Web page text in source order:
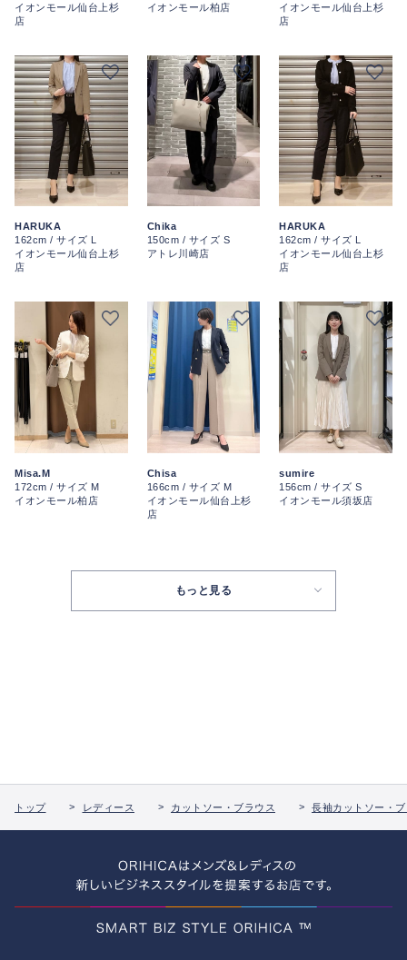
イオンモール仙台上杉
店
イオンモール柏店
イオンモール仙台上杉
店
HARUKA
162cm / サイズ L
イオンモール仙台上杉
店
Chika
150cm / サイズ S
アトレ川崎店
HARUKA
162cm / サイズ L
イオンモール仙台上杉
店
Misa.M
172cm / サイズ M
イオンモール柏店
Chisa
166cm / サイズ M
イオンモール仙台上杉
店
sumire
156cm / サイズ S
イオンモール須坂店
もっと見る
トップ レディース カットソー・ブラウス 長袖カットソー・